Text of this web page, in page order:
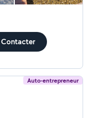
Contacter
Auto-entrepreneur